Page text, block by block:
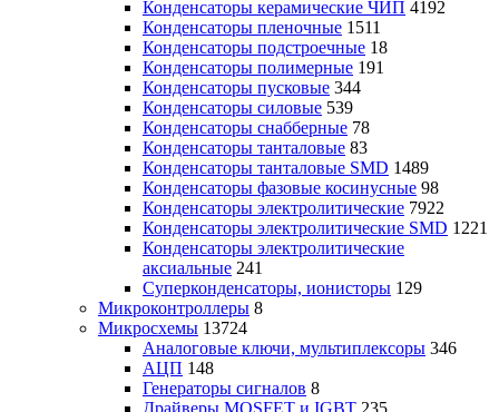
Конденсаторы керамические ЧИП 4192
Конденсаторы пленочные 1511
Конденсаторы подстроечные 18
Конденсаторы полимерные 191
Конденсаторы пусковые 344
Конденсаторы силовые 539
Конденсаторы снабберные 78
Конденсаторы танталовые 83
Конденсаторы танталовые SMD 1489
Конденсаторы фазовые косинусные 98
Конденсаторы электролитические 7922
Конденсаторы электролитические SMD 1221
Конденсаторы электролитические
аксиальные 241
Суперконденсаторы, ионисторы 129
Микроконтроллеры 8
Микросхемы 13724
Аналоговые ключи, мультиплексоры 346
АЦП 148
Генераторы сигналов 8
Драйверы MOSFET и IGBT 235